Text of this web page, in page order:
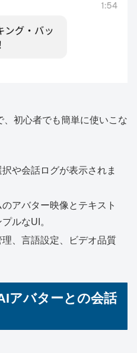
初心者でも簡単に使いこな
択や会話ログが表示されま
のアバター映像とテキスト
ルなUI。
理、言語設定、ビデオ品質
アバターとの会話